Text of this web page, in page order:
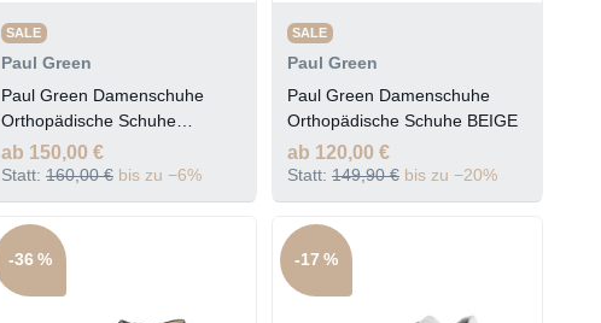
SALE
Paul Green
Paul Green Damenschuhe
Orthopädische Schuhe
PASTELL
ab 150,00 €
Statt: 160,00 € bis zu −6%
SALE
Paul Green
Paul Green Damenschuhe
Orthopädische Schuhe BEIGE
ab 120,00 €
Statt: 149,90 € bis zu −20%
-36 % -17 %